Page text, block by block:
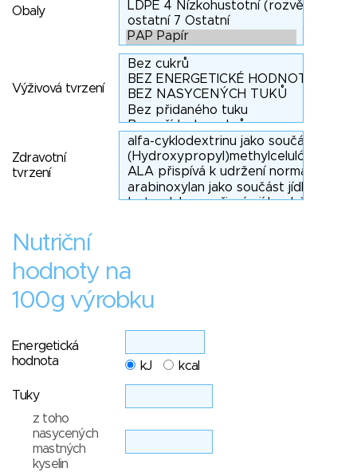
Obaly
Výživová tvrzení
Zdravotní
tvrzení
Nutriční
hodnoty na
100g výrobku
Energetická
hodnota
kJ kcal
Tuky
z toho
nasycených
mastných
kyselin